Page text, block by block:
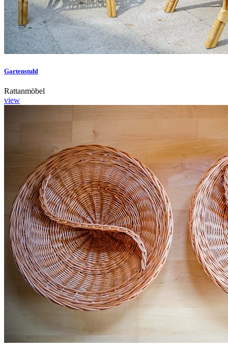
Gartenstuhl
Rattanmöbel
view